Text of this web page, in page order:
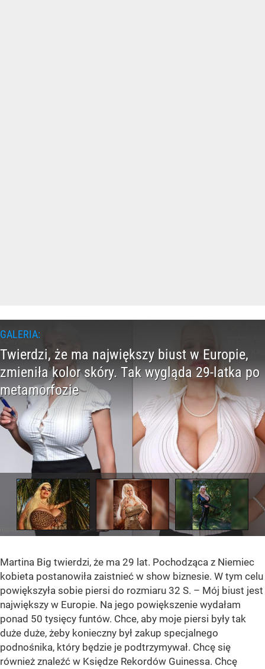
Martina Big twierdzi, że ma 29 lat. Pochodząca z Niemiec
kobieta postanowiła zaistnieć w show biznesie. W tym celu
powiększyła sobie piersi do rozmiaru 32 S. – Mój biust jest
największy w Europie. Na jego powiększenie wydałam
ponad 50 tysięcy funtów. Chce, aby moje piersi były tak
duże duże, żeby konieczny był zakup specjalnego
podnośnika, który będzie je podtrzymywał. Chcę się
również znaleźć w Księdze Rekordów Guinessa. Chcę